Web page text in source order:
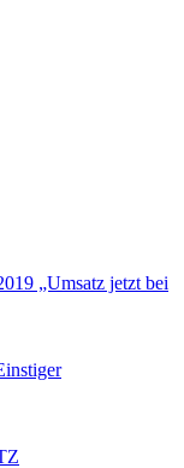
„Umsatz jetzt bei